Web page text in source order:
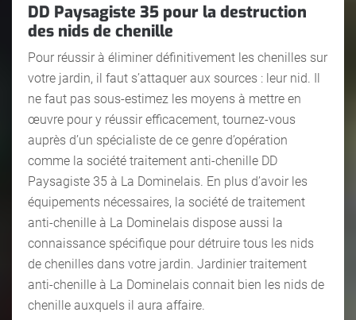
DD Paysagiste 35 pour la destruction
des nids de chenille
Pour réussir à éliminer définitivement les chenilles sur
votre jardin, il faut s’attaquer aux sources : leur nid. Il
ne faut pas sous-estimez les moyens à mettre en
œuvre pour y réussir efficacement, tournez-vous
auprès d’un spécialiste de ce genre d’opération
comme la société traitement anti-chenille DD
Paysagiste 35 à La Dominelais. En plus d’avoir les
équipements nécessaires, la société de traitement
anti-chenille à La Dominelais dispose aussi la
connaissance spécifique pour détruire tous les nids
de chenilles dans votre jardin. Jardinier traitement
anti-chenille à La Dominelais connait bien les nids de
chenille auxquels il aura affaire.